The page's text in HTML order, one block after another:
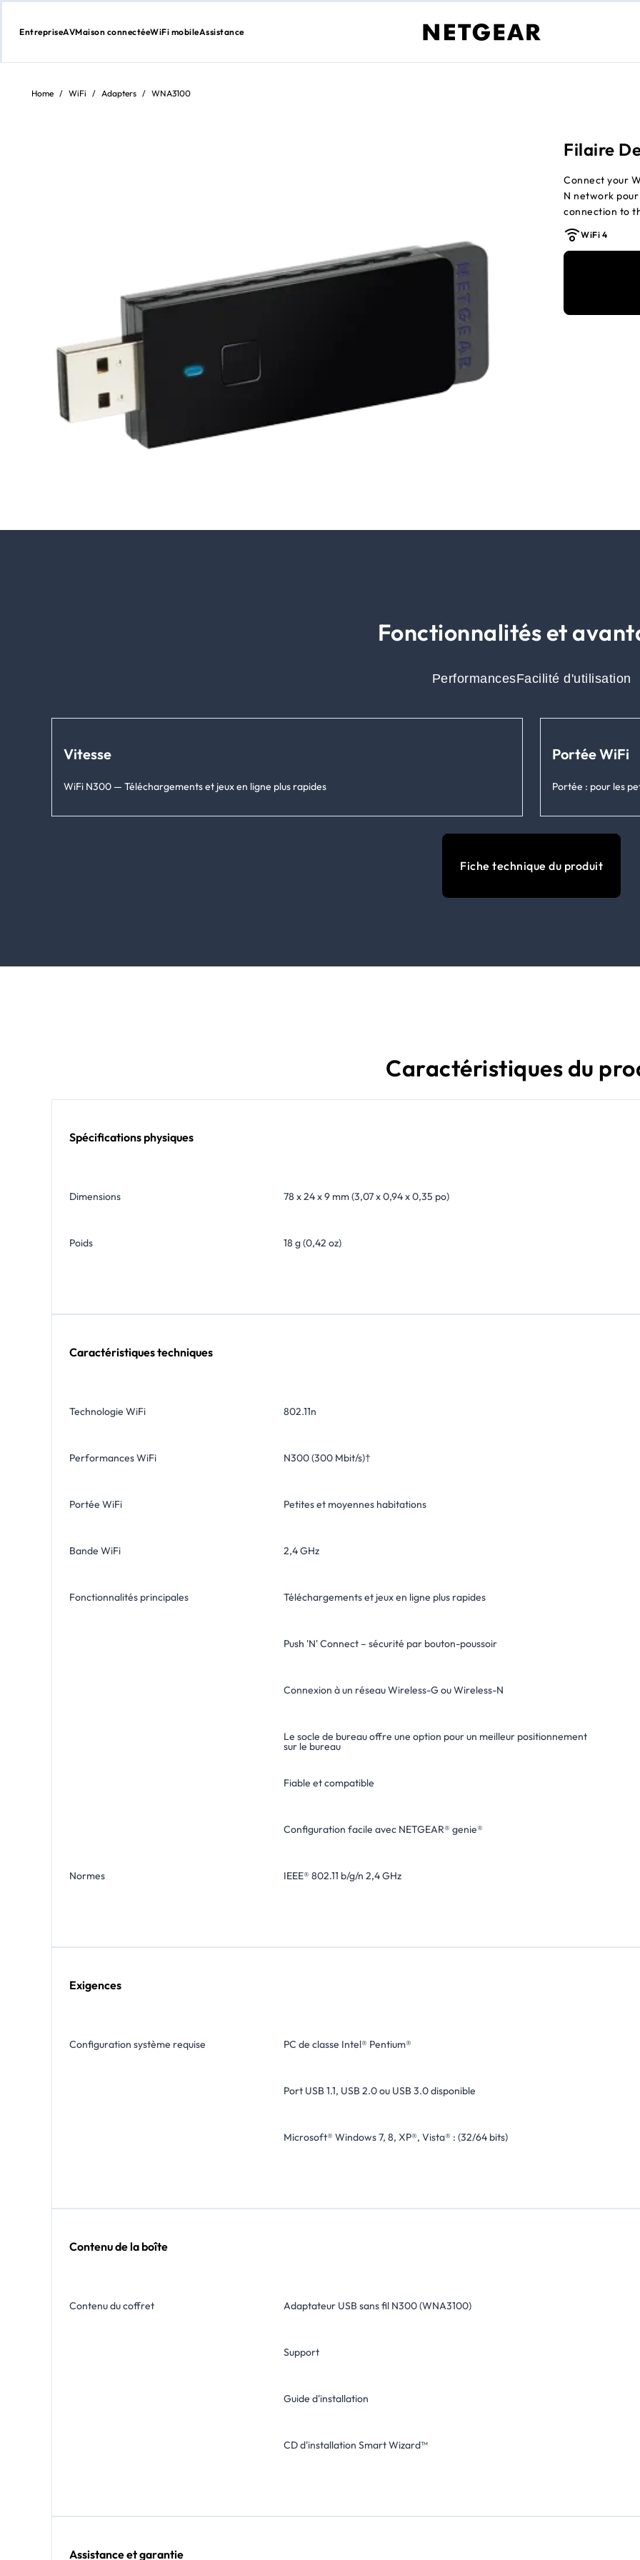
Aller
contenu
EntrepriseAVMaison connectéeWiFi mobileAssistance
Home / WiFi / Adapters / WNA3100
Filaire
Connect your
N network
connection to
WiFi 4
Fonctionnalités et
PerformancesFacilité d'utilisation
Vitesse
WiFi N300 — Téléchargements et jeux en ligne plus rapides
Portée WiFi
Portée : pour les
Fiche technique du produit
Caractéristiques du
Spécifications physiques
Dimensions 78 x 24 x 9 mm (3,07 x 0,94 x 0,35 po)
Poids 18 g (0,42 oz)
Caractéristiques techniques
Technologie WiFi 802.11n
Performances WiFi N300 (300 Mbit/s)†
Portée WiFi Petites et moyennes habitations
Bande WiFi 2,4 GHz
Fonctionnalités principales Téléchargements et jeux en ligne plus rapides
Push 'N' Connect – sécurité par bouton-poussoir
Connexion à un réseau Wireless-G ou Wireless-N
Le socle de bureau offre une option pour un meilleur positionnement
sur le bureau
Fiable et compatible
Configuration facile avec NETGEAR® genie®
Normes IEEE® 802.11 b/g/n 2,4 GHz
Exigences
Configuration système requise PC de classe Intel® Pentium®
Port USB 1.1, USB 2.0 ou USB 3.0 disponible
Microsoft® Windows 7, 8, XP®, Vista® : (32/64 bits)
Contenu de la boîte
Contenu du coffret Adaptateur USB sans fil N300 (WNA3100)
Support
Guide d'installation
CD d'installation Smart Wizard™
Assistance et garantie